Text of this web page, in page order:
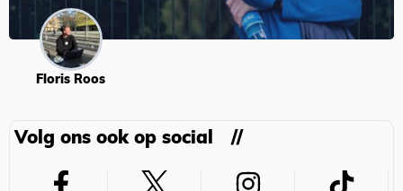
Floris Roos
Volg ons ook op social